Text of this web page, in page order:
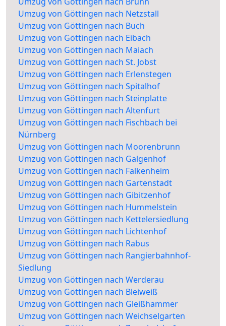
Umzug von Göttingen nach Netzstall
Umzug von Göttingen nach Buch
Umzug von Göttingen nach Eibach
Umzug von Göttingen nach Maiach
Umzug von Göttingen nach St. Jobst
Umzug von Göttingen nach Erlenstegen
Umzug von Göttingen nach Spitalhof
Umzug von Göttingen nach Steinplatte
Umzug von Göttingen nach Altenfurt
Umzug von Göttingen nach Fischbach bei
Nürnberg
Umzug von Göttingen nach Moorenbrunn
Umzug von Göttingen nach Galgenhof
Umzug von Göttingen nach Falkenheim
Umzug von Göttingen nach Gartenstadt
Umzug von Göttingen nach Gibitzenhof
Umzug von Göttingen nach Hummelstein
Umzug von Göttingen nach Kettelersiedlung
Umzug von Göttingen nach Lichtenhof
Umzug von Göttingen nach Rabus
Umzug von Göttingen nach Rangierbahnhof-
Siedlung
Umzug von Göttingen nach Werderau
Umzug von Göttingen nach Bleiweiß
Umzug von Göttingen nach Gleißhammer
Umzug von Göttingen nach Weichselgarten